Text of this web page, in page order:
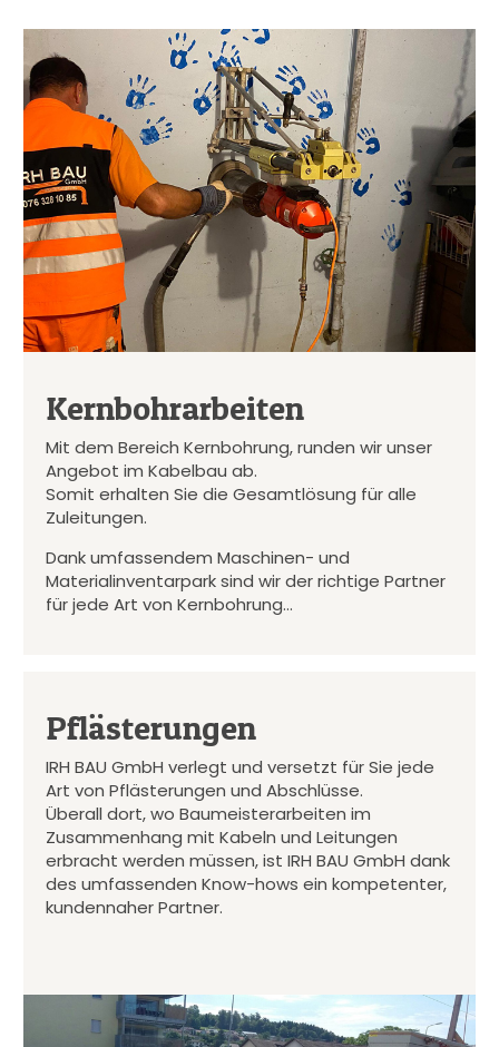
Kernbohrarbeiten
Mit dem Bereich Kernbohrung, runden wir unser
Angebot im Kabelbau ab.
Somit erhalten Sie die Gesamtlösung für alle
Zuleitungen.
Dank umfassendem Maschinen- und
Materialinventarpark sind wir der richtige Partner
für jede Art von Kernbohrung…
Pflästerungen
IRH BAU GmbH verlegt und versetzt für Sie jede
Art von Pflästerungen und Abschlüsse.
Überall dort, wo Baumeisterarbeiten im
Zusammenhang mit Kabeln und Leitungen
erbracht werden müssen, ist IRH BAU GmbH dank
des umfassenden Know-hows ein kompetenter,
kundennaher Partner.